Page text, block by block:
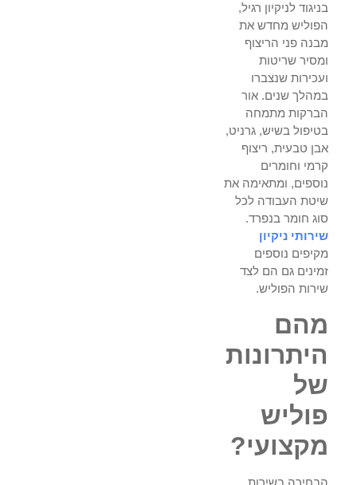
בניגוד לניקיון רגיל,
הפוליש מחדש את
מבנה פני הריצוף
ומסיר שריטות
ועכירות שנצברו
במהלך שנים. אור
הברקות מתמחה
בטיפול בשיש, גרניט,
אבן טבעית, ריצוף
קרמי וחומרים
נוספים, ומתאימה את
שיטת העבודה לכל
סוג חומר בנפרד.
שירותי ניקיון
מקיפים נוספים
זמינים גם הם לצד
שירות הפוליש.
מהם
היתרונות
של
פוליש
מקצועי?
הבחירה בשירות